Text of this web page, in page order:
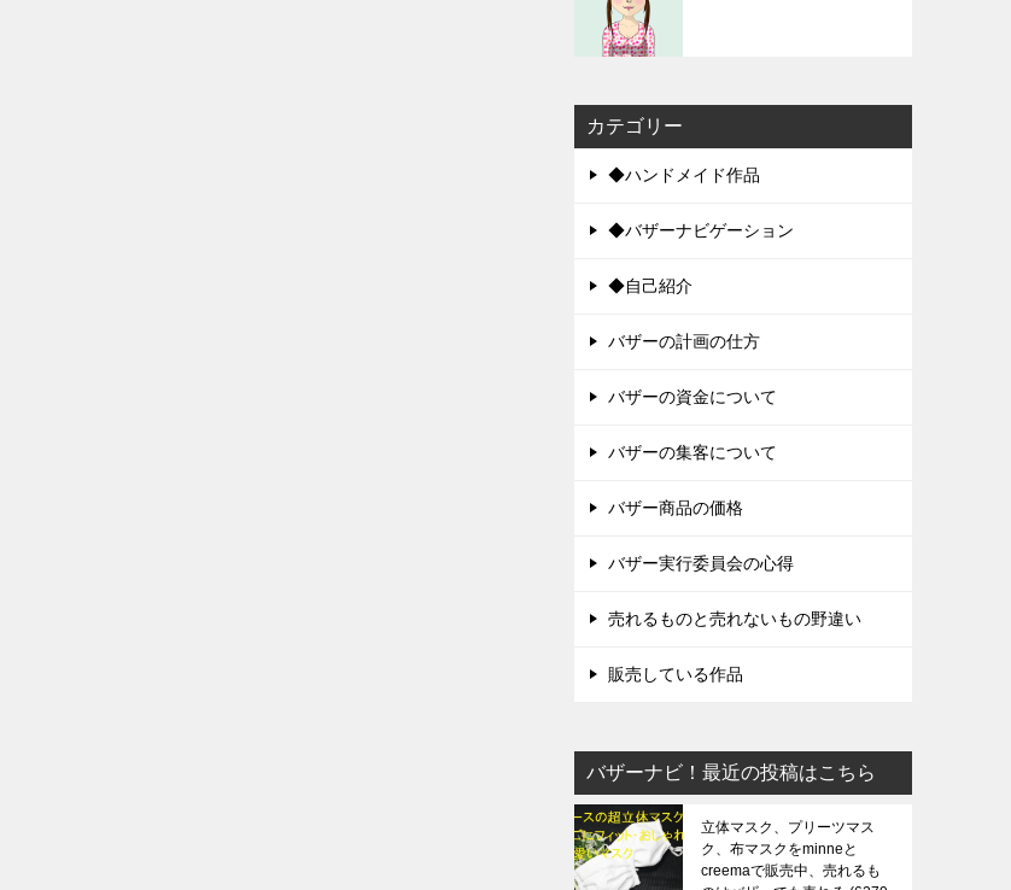
カテゴリー
◆ハンドメイド作品
◆バザーナビゲーション
◆自己紹介
バザーの計画の仕方
バザーの資金について
バザーの集客について
バザー商品の価格
バザー実行委員会の心得
売れるものと売れないもの野違い
販売している作品
バザーナビ！最近の投稿はこちら
立体マスク、プリーツマス
ク、布マスクをminneと
creemaで販売中、売れるも